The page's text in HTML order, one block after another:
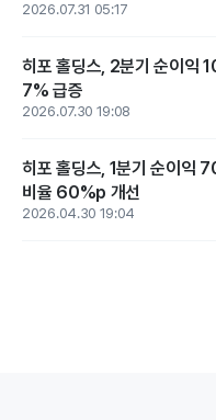
2026.07.31 05:17
히포 홀딩스, 2분기 순이익
7% 급증
2026.07.30 19:08
히포 홀딩스, 1분기 순이익
비율 60%p 개선
2026.04.30 19:04